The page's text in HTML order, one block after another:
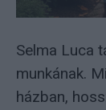
Selma Luca
munkának.
házban,